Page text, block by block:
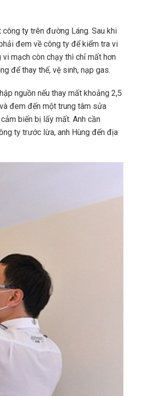
ty trên đường Láng. Sau khi
đem về công ty để kiểm tra vi
mạch còn chạy thì chỉ mất hơn
để thay thế, vệ sinh, nạp gas.
nguồn nếu thay mất khoảng 2,5
đem đến một trung tâm sửa
biến bị lấy mất. Anh cần
ty trước lừa, anh Hùng đến địa